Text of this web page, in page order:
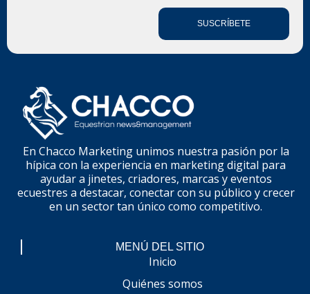
SUSCRÍBETE
En Chacco Marketing unimos nuestra pasión por la
hípica con la experiencia en marketing digital para
ayudar a jinetes, criadores, marcas y eventos
ecuestres a destacar, conectar con su público y crecer
en un sector tan único como competitivo.
MENÚ DEL SITIO
Inicio
Quiénes somos